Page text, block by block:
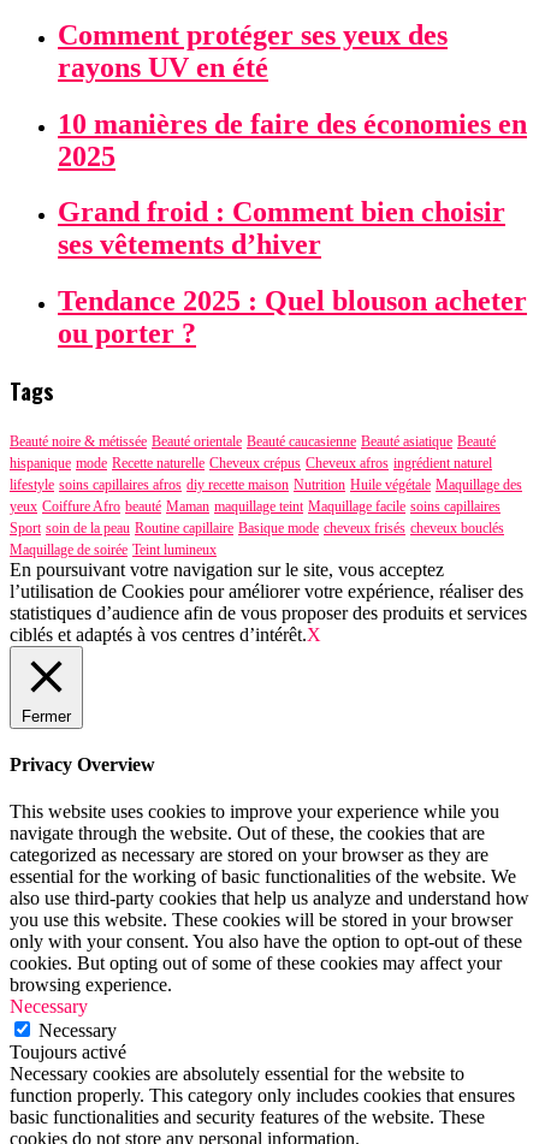
Comment protéger ses yeux des
rayons UV en été
10 manières de faire des économies en
2025
Grand froid : Comment bien choisir
ses vêtements d’hiver
Tendance 2025 : Quel blouson acheter
ou porter ?
Tags
Beauté noire & métissée Beauté orientale Beauté caucasienne Beauté asiatique Beauté
hispanique mode Recette naturelle Cheveux crépus Cheveux afros ingrédient naturel
lifestyle soins capillaires afros diy recette maison Nutrition Huile végétale Maquillage des
yeux Coiffure Afro beauté Maman maquillage teint Maquillage facile soins capillaires
Sport soin de la peau Routine capillaire Basique mode cheveux frisés cheveux bouclés
Maquillage de soirée Teint lumineux
En poursuivant votre navigation sur le site, vous acceptez
l’utilisation de Cookies pour améliorer votre expérience, réaliser des
statistiques d’audience afin de vous proposer des produits et services
ciblés et adaptés à vos centres d’intérêt.X
Fermer
Privacy Overview
This website uses cookies to improve your experience while you
navigate through the website. Out of these, the cookies that are
categorized as necessary are stored on your browser as they are
essential for the working of basic functionalities of the website. We
also use third-party cookies that help us analyze and understand how
you use this website. These cookies will be stored in your browser
only with your consent. You also have the option to opt-out of these
cookies. But opting out of some of these cookies may affect your
browsing experience.
Necessary
Necessary
Toujours activé
Necessary cookies are absolutely essential for the website to
function properly. This category only includes cookies that ensures
basic functionalities and security features of the website. These
cookies do not store any personal information.